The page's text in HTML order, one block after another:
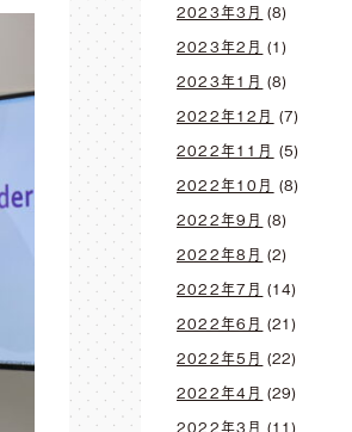
2023年3月 (8)
2023年2月 (1)
2023年1月 (8)
2022年12月 (7)
2022年11月 (5)
2022年10月 (8)
2022年9月 (8)
2022年8月 (2)
2022年7月 (14)
2022年6月 (21)
2022年5月 (22)
2022年4月 (29)
2022年3月 (11)